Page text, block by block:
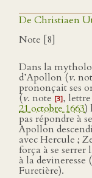
De Christiaen
Note [8]
Dans la
d’Apollon (v.
prononçait ses
(v. note [3], lettre
21 octobre 1663)
pas répondre à
Apollon
avec Hercule ;
força à se
à la
Furetière).